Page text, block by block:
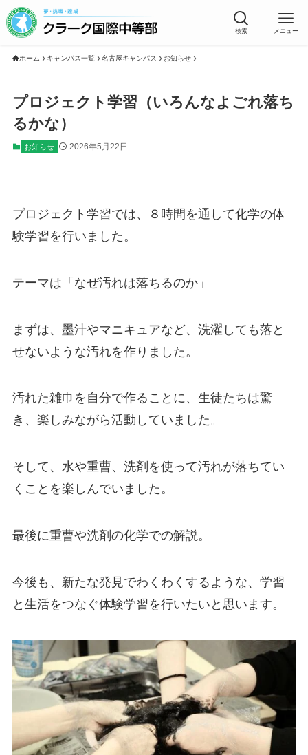
検索 メニュー
ホーム キャンパス一覧 名古屋キャンパス お知らせ
プロジェクト学習（いろんなよごれ落ち
るかな）
お知らせ 2026年5月22日
プロジェクト学習では、８時間を通して化学の体
験学習を行いました。
テーマは「なぜ汚れは落ちるのか」
まずは、墨汁やマニキュアなど、洗濯しても落と
せないような汚れを作りました。
汚れた雑巾を自分で作ることに、生徒たちは驚
き、楽しみながら活動していました。
そして、水や重曹、洗剤を使って汚れが落ちてい
くことを楽しんでいました。
最後に重曹や洗剤の化学での解説。
今後も、新たな発見でわくわくするような、学習
と生活をつなぐ体験学習を行いたいと思います。